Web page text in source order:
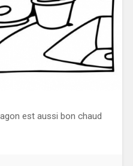
est aussi bon chaud